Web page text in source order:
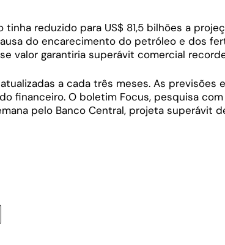
tinha reduzido para US$ 81,5 bilhões a
do encarecimento do petróleo e dos
valor garantiria superávit comercial
a cada três meses. As previsões
financeiro. O boletim Focus, pesquisa
pelo Banco Central, projeta superávit